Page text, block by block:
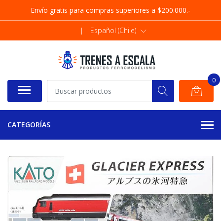
Envío gratis para compras superiores a $200.000.-
| Español (Chile)
0
CATEGORÍAS